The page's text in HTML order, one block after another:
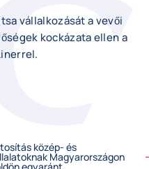
vállalkozását a vevői
kockázata ellen a
közép- és
Magyarországon